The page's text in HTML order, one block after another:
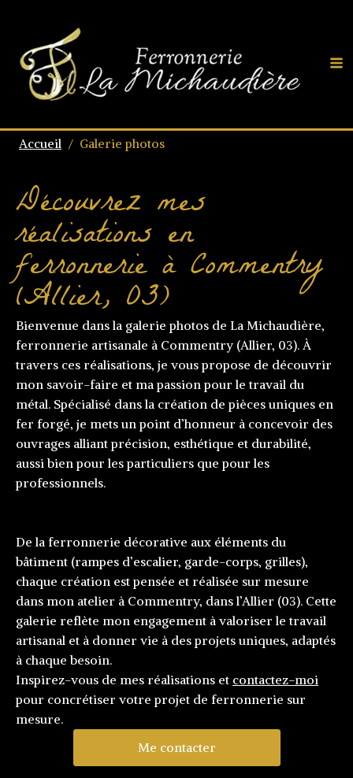
Accueil / Galerie photos
Découvrez mes
réalisations en
ferronnerie à Commentry
(Allier, 03)
Bienvenue dans la galerie photos de La Michaudière,
ferronnerie artisanale à Commentry (Allier, 03). À
travers ces réalisations, je vous propose de découvrir
mon savoir-faire et ma passion pour le travail du
métal. Spécialisé dans la création de pièces uniques en
fer forgé, je mets un point d’honneur à concevoir des
ouvrages alliant précision, esthétique et durabilité,
aussi bien pour les particuliers que pour les
professionnels.
De la ferronnerie décorative aux éléments du
bâtiment (rampes d’escalier, garde-corps, grilles),
chaque création est pensée et réalisée sur mesure
dans mon atelier à Commentry, dans l’Allier (03). Cette
galerie reflète mon engagement à valoriser le travail
artisanal et à donner vie à des projets uniques, adaptés
à chaque besoin.
Inspirez-vous de mes réalisations et contactez-moi
pour concrétiser votre projet de ferronnerie sur
mesure.
Me contacter